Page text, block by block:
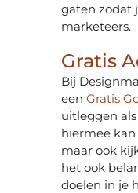
gaten zodat
marketeers.
Gratis
Bij
eenGratis
uitleggen
hiermee
maar ook
het ook
doelen in je